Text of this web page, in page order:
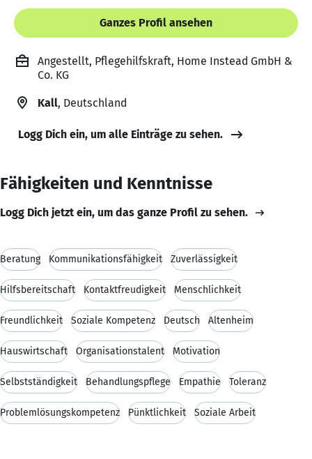
Ganzes Profil ansehen
Angestellt, Pflegehilfskraft, Home Instead GmbH &
Co. KG
Kall, Deutschland
Logg Dich ein, um alle Einträge zu sehen.
Fähigkeiten und Kenntnisse
Logg Dich jetzt ein, um das ganze Profil zu sehen.
Beratung Kommunikationsfähigkeit Zuverlässigkeit
Hilfsbereitschaft Kontaktfreudigkeit Menschlichkeit
Freundlichkeit Soziale Kompetenz Deutsch Altenheim
Hauswirtschaft Organisationstalent Motivation
Selbstständigkeit Behandlungspflege Empathie Toleranz
Problemlösungskompetenz Pünktlichkeit Soziale Arbeit